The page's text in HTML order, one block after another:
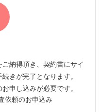
納得頂き、契約書にサイ
きが完了となります。
お申し込みが必要です。